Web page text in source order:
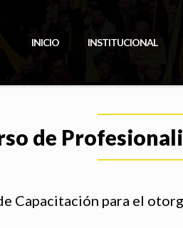
INICIO INSTITUCIONAL
de
Capacitación para el